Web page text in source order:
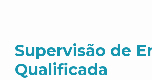
Supervisão de
Qualificada